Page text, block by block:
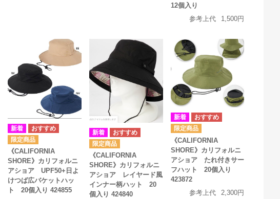
12個入り
参考上代
1,500円
《CALIFORNIA
SHORE》カリフォルニ
アショア UPF50+日よ
けつば広バケットハッ
ト 20個入り 424855
《CALIFORNIA
SHORE》カリフォルニ
アショア レイヤード風
インナー柄ハット 20
個入り 424840
《CALIFORNIA
SHORE》カリフォルニ
アショア たれ付きサー
フハット 20個入り
423872
参考上代
2,300円